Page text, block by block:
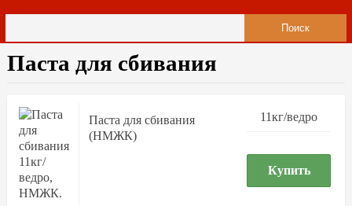
Паста для сбивания
Паста для сбивания
(НМЖК)
11кг/ведро
Купить